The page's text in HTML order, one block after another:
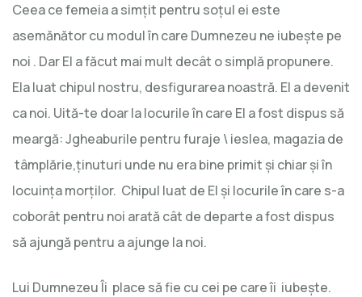
Ceea ce femeia a simțit pentru soțul ei este
asemănător cu modul în care Dumnezeu ne iubeşte pe
noi . Dar El a făcut mai mult decât o simplă propunere.
Ela luat chipul nostru, desfigurarea noastră. El a devenit
ca noi. Uită-te doar la locurile în care El a fost dispus să
meargă: Jgheaburile pentru furaje \ ieslea, magazia de
tâmplărie,ţinuturi unde nu era bine primit şi chiar şi în
locuinţa morţilor. Chipul luat de El şi locurile în care s-a
coborât pentru noi arată cât de departe a fost dispus
să ajungă pentru a ajunge la noi.
Lui Dumnezeu Îi place să fie cu cei pe care îi iubește.